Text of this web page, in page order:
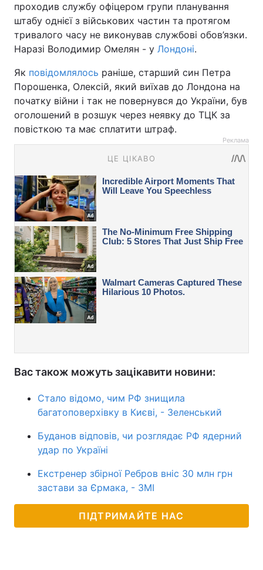
проходив службу офіцером групи планування
штабу однієї з військових частин та протягом
тривалого часу не виконував службові обов’язки.
Наразі Володимир Омелян - у Лондоні.
Як повідомлялось раніше, старший син Петра
Порошенка, Олексій, який виїхав до Лондона на
початку війни і так не повернувся до України, був
оголошений в розшук через неявку до ТЦК за
повісткою та має сплатити штраф.
Реклама
Вас також можуть зацікавити новини:
Стало відомо, чим РФ знищила
багатоповерхівку в Києві, - Зеленський
Буданов відповів, чи розглядає РФ ядерний
удар по Україні
Екстренер збірної Ребров вніс 30 млн грн
застави за Єрмака, - ЗМІ
ПІДТРИМАЙТЕ НАС